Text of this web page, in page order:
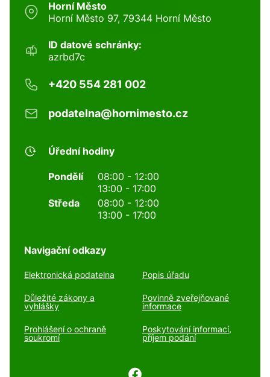
Horní Město
Horní Město 97, 79344 Horní Město
ID datové schránky:
azrbd7c
+420 554 281 002
podatelna@hornimesto.cz
Úřední hodiny
Pondělí
08:00 - 12:00
13:00 - 17:00
Středa
08:00 - 12:00
13:00 - 17:00
Navigační odkazy
Elektronická podatelna Popis úřadu
Důležité zákony a
vyhlášky
Povinně zveřejňované
informace
Prohlášení o ochraně
soukromí
Poskytování informací,
příjem podání